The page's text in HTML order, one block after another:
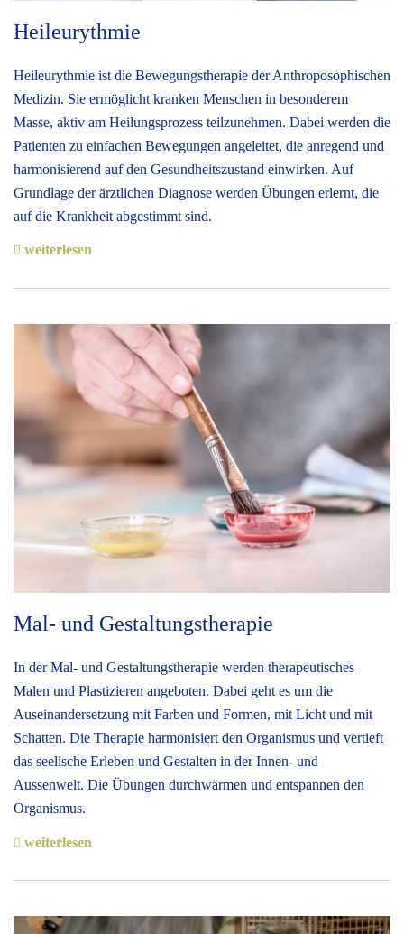
Heileurythmie
Heileurythmie ist die Bewegungstherapie der Anthroposophischen
Medizin. Sie ermöglicht kranken Menschen in besonderem
Masse, aktiv am Heilungsprozess teilzunehmen. Dabei werden die
Patienten zu einfachen Bewegungen angeleitet, die anregend und
harmonisierend auf den Gesundheitszustand einwirken. Auf
Grundlage der ärztlichen Diagnose werden Übungen erlernt, die
auf die Krankheit abgestimmt sind.
weiterlesen
Mal- und Gestaltungstherapie
In der Mal- und Gestaltungstherapie werden therapeutisches
Malen und Plastizieren angeboten. Dabei geht es um die
Auseinandersetzung mit Farben und Formen, mit Licht und mit
Schatten. Die Therapie harmonisiert den Organismus und vertieft
das seelische Erleben und Gestalten in der Innen- und
Aussenwelt. Die Übungen durchwärmen und entspannen den
Organismus.
weiterlesen